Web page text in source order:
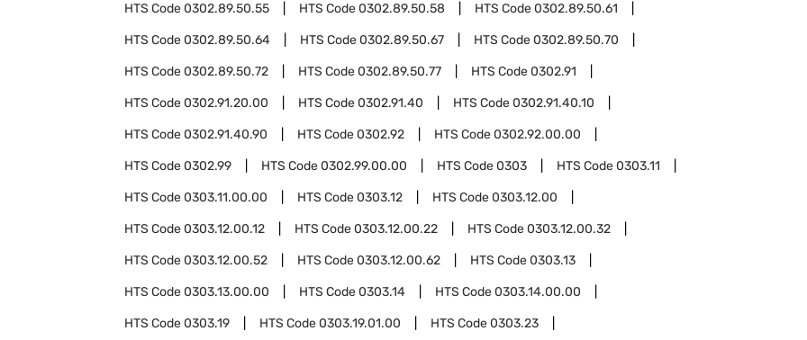
HTS Code0302.89.50.55 HTS Code0302.89.50.58 HTS Code0302.89.50.61
HTS Code0302.89.50.64 HTS Code0302.89.50.67 HTS Code0302.89.50.70
HTS Code0302.89.50.72 HTS Code0302.89.50.77 HTS Code0302.91
HTS Code0302.91.20.00 HTS Code0302.91.40 HTS Code0302.91.40.10
HTS Code0302.91.40.90 HTS Code0302.92 HTS Code0302.92.00.00
HTS Code0302.99 HTS Code0302.99.00.00 HTS Code0303 HTS Code0303.11
HTS Code0303.11.00.00 HTS Code0303.12 HTS Code0303.12.00
HTS Code0303.12.00.12 HTS Code0303.12.00.22 HTS Code0303.12.00.32
HTS Code0303.12.00.52 HTS Code0303.12.00.62 HTS Code0303.13
HTS Code0303.13.00.00 HTS Code0303.14 HTS Code0303.14.00.00
HTS Code0303.19 HTS Code0303.19.01.00 HTS Code0303.23